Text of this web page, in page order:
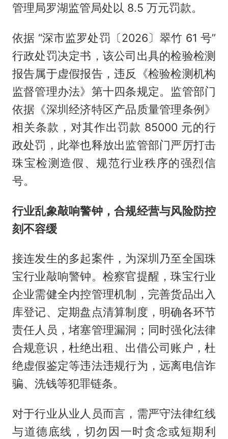
管理局罗湖监管局处以 8.5 万元罚款。
依据 “深市监罗处罚〔2026〕翠竹 61 号”
行政处罚决定书，该公司出具的检验检测
报告属于虚假报告，违反《检验检测机构
监督管理办法》第十四条规定。监管部门
依据《深圳经济特区产品质量管理条例》
相关条款，对其作出罚款 85000 元的行
政处罚，此举也释放出监管部门严厉打击
珠宝检测造假、规范行业秩序的强烈信
号。
行业乱象敲响警钟，合规经营与风险防控
刻不容缓
接连发生的多起案件，为深圳乃至全国珠
宝行业敲响警钟。检察官提醒，珠宝行业
企业需健全内控管理机制，完善货品出入
库登记、定期盘点清算制度，明确各环节
责任人员，堵塞管理漏洞；同时强化法律
合规意识，杜绝出租、出借公司账户，杜
绝虚假鉴定等违法违规行为，远离电信诈
骗、洗钱等犯罪链条。
对于行业从业人员而言，需严守法律红线
与道德底线，切勿因一时贪念或短期利